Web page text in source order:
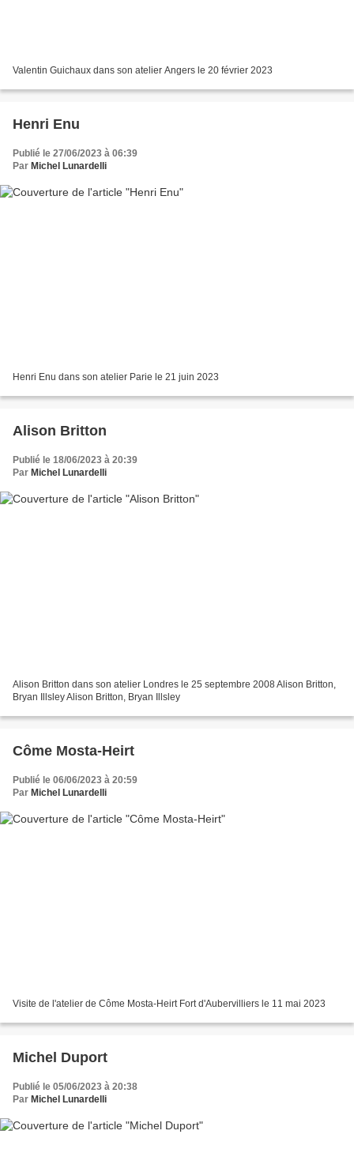
Valentin Guichaux dans son atelier Angers le 20 février 2023
Henri Enu
Publié le 27/06/2023 à 06:39
Par Michel Lunardelli
Henri Enu dans son atelier Parie le 21 juin 2023
Alison Britton
Publié le 18/06/2023 à 20:39
Par Michel Lunardelli
Alison Britton dans son atelier Londres le 25 septembre 2008 Alison Britton,
Bryan Illsley Alison Britton, Bryan Illsley
Côme Mosta-Heirt
Publié le 06/06/2023 à 20:59
Par Michel Lunardelli
Visite de l'atelier de Côme Mosta-Heirt Fort d'Aubervilliers le 11 mai 2023
Michel Duport
Publié le 05/06/2023 à 20:38
Par Michel Lunardelli